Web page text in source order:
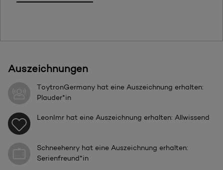
Auszeichnungen
ToytronGermany hat eine Auszeichnung erhalten:
Plauder*in
LeonImr hat eine Auszeichnung erhalten: Allwissend
Schneehenry hat eine Auszeichnung erhalten:
Serienfreund*in